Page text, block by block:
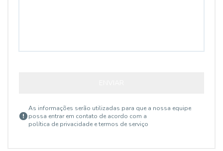
As informações serão utilizadas para que a nossa equipe
possa entrar em contato de acordo com a
política de privacidade e termos de serviço